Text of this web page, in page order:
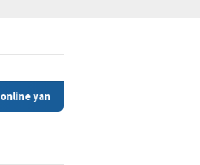
menyajikan berita cepat, faktual, dan